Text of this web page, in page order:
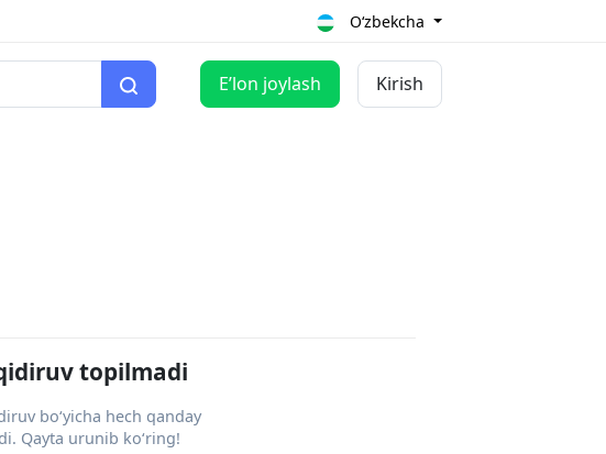
O‘zbekcha
Eʼlon joylash Kirish
topilmadi
bo‘yicha hech qanday
Qayta urunib ko‘ring!